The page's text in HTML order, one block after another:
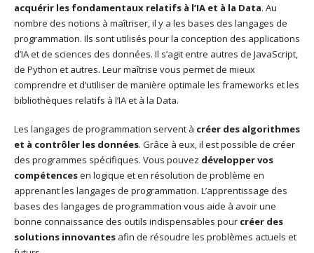
acquérir les fondamentaux relatifs à l’IA et à la Data. Au
nombre des notions à maîtriser, il y a les bases des langages de
programmation. Ils sont utilisés pour la conception des applications
d’IA et de sciences des données. Il s’agit entre autres de JavaScript,
de Python et autres. Leur maîtrise vous permet de mieux
comprendre et d’utiliser de manière optimale les frameworks et les
bibliothèques relatifs à l’IA et à la Data.
Les langages de programmation servent à créer des algorithmes
et à contrôler les données. Grâce à eux, il est possible de créer
des programmes spécifiques. Vous pouvez développer vos
compétencesen logique et en résolution de problème en
apprenant les langages de programmation. L’apprentissage des
bases des langages de programmation vous aide à avoir une
bonne connaissance des outils indispensables pour créer des
solutions innovantes afin de résoudre les problèmes actuels et